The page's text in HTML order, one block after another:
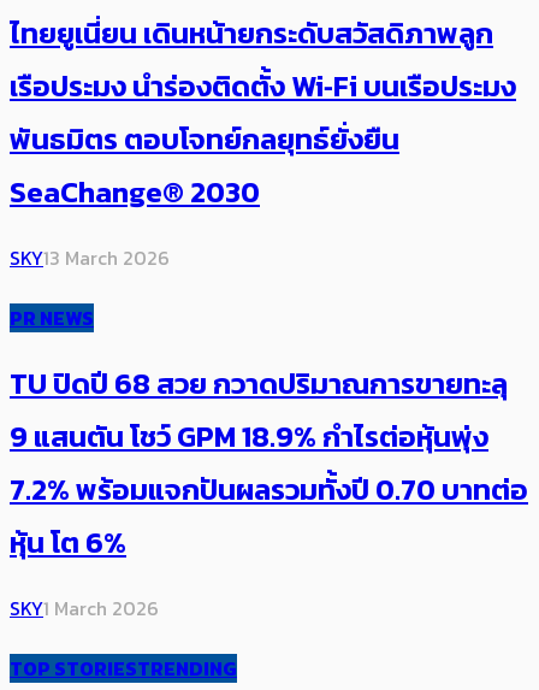
ไทยยูเนี่ยน เดินหน้ายกระดับสวัสดิภาพลูก
เรือประมง นำร่องติดตั้ง Wi‑Fi บนเรือประมง
พันธมิตร ตอบโจทย์กลยุทธ์ยั่งยืน
SeaChange® 2030
SKY13 March 2026
PR NEWS
TU ปิดปี 68 สวย กวาดปริมาณการขายทะลุ
9 แสนตัน โชว์ GPM 18.9% กำไรต่อหุ้นพุ่ง
7.2% พร้อมแจกปันผลรวมทั้งปี 0.70 บาทต่อ
หุ้น โต 6%
SKY1 March 2026
TOP STORIESTRENDING